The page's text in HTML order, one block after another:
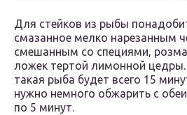
Для стейков из рыбы
смазанное мелко нарезанным
смешанным со специями,
ложек тертой лимонной
такая рыба будет всего 15
нужно немного обжарить с
по 5 минут.